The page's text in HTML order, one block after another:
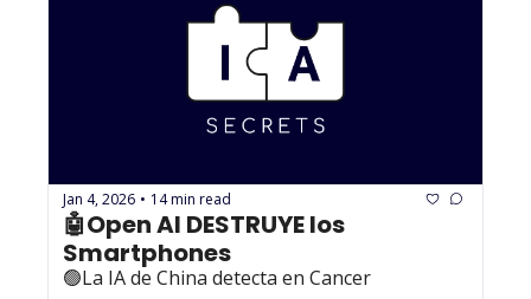
Jan 4, 2026 • 14 min read
🤖Open AI DESTRUYE los
Smartphones
🟢La IA de China detecta en Cancer